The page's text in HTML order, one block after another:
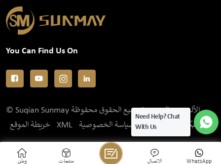
You Can Find Us On
© Suqian Sunmay الألومنيوم المحدودة جميع الحقوق محفوظة .
خريطة الموقع
XML سياسة الخصوصية IPv6 الشبكة المدعومة
وطن منتجات WhatsApp الاتصال
Need Help? Chat
With Us